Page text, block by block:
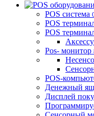
POS система
POS
POS
Pos- монитор
POS-
Денежный
Дисплей